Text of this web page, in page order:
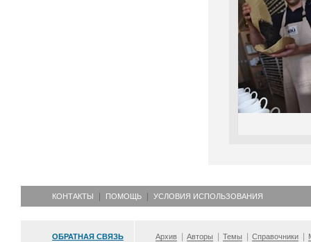
КОНТАКТЫ ПОМОЩЬ УСЛОВИЯ ИСПОЛЬЗОВАНИЯ
ОБРАТНАЯ СВЯЗЬ Архив Авторы Темы Справочники